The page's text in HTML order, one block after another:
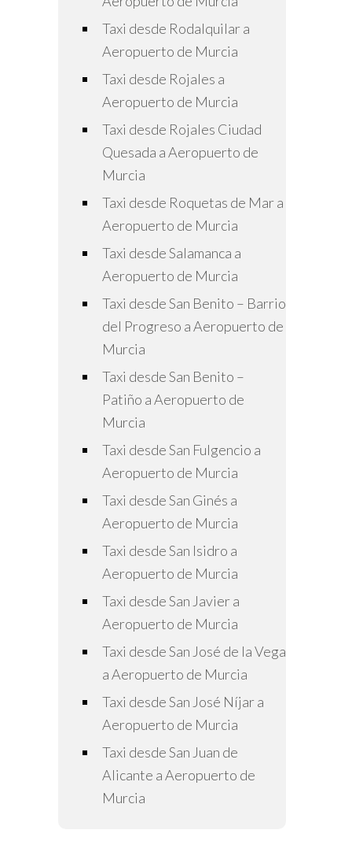
Taxi desde Rodalquilar a
Aeropuerto de Murcia
Taxi desde Rojales a
Aeropuerto de Murcia
Taxi desde Rojales Ciudad
Quesada a Aeropuerto de
Murcia
Taxi desde Roquetas de Mar a
Aeropuerto de Murcia
Taxi desde Salamanca a
Aeropuerto de Murcia
Taxi desde San Benito – Barrio
del Progreso a Aeropuerto de
Murcia
Taxi desde San Benito –
Patiño a Aeropuerto de
Murcia
Taxi desde San Fulgencio a
Aeropuerto de Murcia
Taxi desde San Ginés a
Aeropuerto de Murcia
Taxi desde San Isidro a
Aeropuerto de Murcia
Taxi desde San Javier a
Aeropuerto de Murcia
Taxi desde San José de la Vega
a Aeropuerto de Murcia
Taxi desde San José Níjar a
Aeropuerto de Murcia
Taxi desde San Juan de
Alicante a Aeropuerto de
Murcia